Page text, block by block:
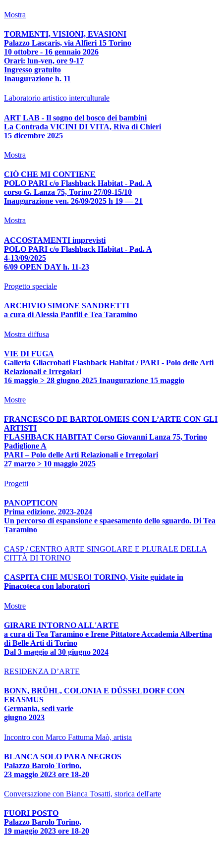
Mostra
TORMENTI, VISIONI, EVASIONI
Palazzo Lascaris, via Alfieri 15 Torino
10 ottobre - 16 gennaio 2026
Orari: lun-ven, ore 9-17
Ingresso gratuito
Inaugurazione h. 11
Laboratorio artistico interculturale
ART LAB - Il sogno del bosco dei bambini
La Contrada VICINI DI VITA, Riva di Chieri
15 dicembre 2025
Mostra
CIÒ CHE MI CONTIENE
POLO PARI c/o Flashback Habitat - Pad. A
corso G. Lanza 75, Torino 27/09-15/10
Inaugurazione ven. 26/09/2025 h 19 — 21
Mostra
ACCOSTAMENTI imprevisti
POLO PARI c/o Flashback Habitat - Pad. A
4-13/09/2025
6/09 OPEN DAY h. 11-23
Progetto speciale
ARCHIVIO SIMONE SANDRETTI
a cura di Alessia Panfili e Tea Taramino
Mostra diffusa
VIE DI FUGA
Galleria Gliacrobati Flashback Habitat / PARI - Polo delle Arti
Relazionali e Irregolari
16 maggio > 28 giugno 2025 Inaugurazione 15 maggio
Mostre
FRANCESCO DE BARTOLOMEIS CON L’ARTE CON GLI
ARTISTI
FLASHBACK HABITAT Corso Giovanni Lanza 75, Torino
Padiglione A
PARI – Polo delle Arti Relazionali e Irregolari
27 marzo > 10 maggio 2025
Progetti
PANOPTICON
Prima edizione, 2023-2024
Un percorso di espansione e spaesamento dello sguardo. Di Tea
Taramino
CASP / CENTRO ARTE SINGOLARE E PLURALE DELLA
CITTÀ DI TORINO
CASPITA CHE MUSEO! TORINO, Visite guidate in
Pinacoteca con laboratori
Mostre
GIRARE INTORNO ALL'ARTE
a cura di Tea Taramino e Irene Pittatore Accademia Albertina
di Belle Arti di Torino
Dal 3 maggio al 30 giugno 2024
RESIDENZA D’ARTE
BONN, BRÜHL, COLONIA E DÜSSELDORF CON
ERASMUS
Germania, sedi varie
giugno 2023
Incontro con Marco Fattuma Maò, artista
BLANCA SOLO PARA NEGROS
Palazzo Barolo Torino,
23 maggio 2023 ore 18-20
Conversazione con Bianca Tosatti, storica dell'arte
FUORI POSTO
Palazzo Barolo Torino,
19 maggio 2023 ore 18-20